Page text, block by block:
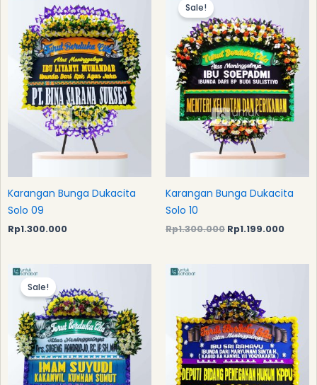
Karangan Bunga Dukacita
Solo 09
Rp1.300.000
Sale!
Karangan Bunga Dukacita
Solo 10
Rp1.300.000
Rp1.300.000.
Rp1.199.000
Sale!
was:
Rp950.000.